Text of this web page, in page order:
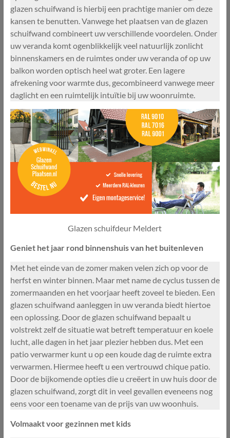
glazen schuifwand is hierbij een prachtige manier om deze
kansen te benutten. Vanwege het plaatsen van de glazen
schuifwand combineert uw verschillende voordelen. Onder
uw veranda komt ogenblikkelijk veel natuurlijk zonlicht
binnenskamers en de ruimtes onder uw veranda of op uw
balkon worden optisch heel wat groter. Een lagere
afrekening voor warmte dus, gecombineerd vanwege meer
daglicht en een ruimtelijk intuïtie bij uw woonruimte.
Glazen schuifdeur Meldert
Geniet het jaar rond binnenshuis van het buitenleven
Met het einde van de zomer maken velen zich op voor de
herfst en winter binnen. Maar met name de cyclus tussen de
zomermaanden en het voorjaar heeft zoveel te bieden. Een
glazen schuifwand aanleggen in uw veranda biedt hiertoe
een oplossing. Door de glazen schuifwand bepaalt u
volstrekt zelf de situatie wat betreft temperatuur en koele
lucht, alle dagen in het jaar plezier hebben dus. Met een
patio verwarmer kunt u op een koude dag de ruimte extra
verwarmen. Hiermee heeft u een vertrouwd chique patio.
Door de bijkomende opties die u creëert in uw huis door de
glazen schuifwand, zorgt dit in veel gevallen eveneens nog
eens voor een toename van de prijs van uw woonhuis.
Volmaakt voor gezinnen met kids